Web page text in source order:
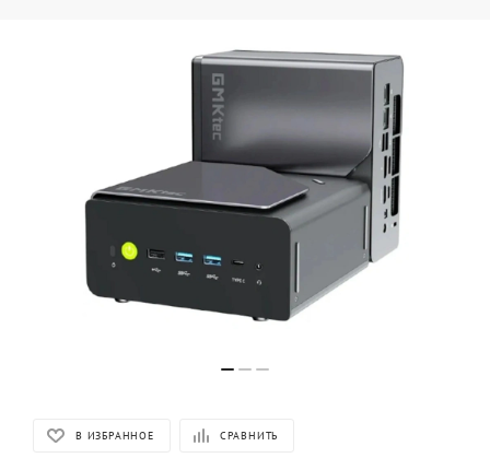
В ИЗБРАННОЕ СРАВНИТЬ